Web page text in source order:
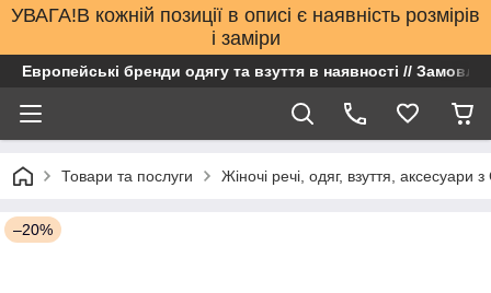
УВАГА!В кожній позиції в описі є наявність розмірів
і заміри
Европейські бренди одягу та взуття в наявності //
Товари та послуги Жіночі речі, одяг, взуття, аксесуари
–20%